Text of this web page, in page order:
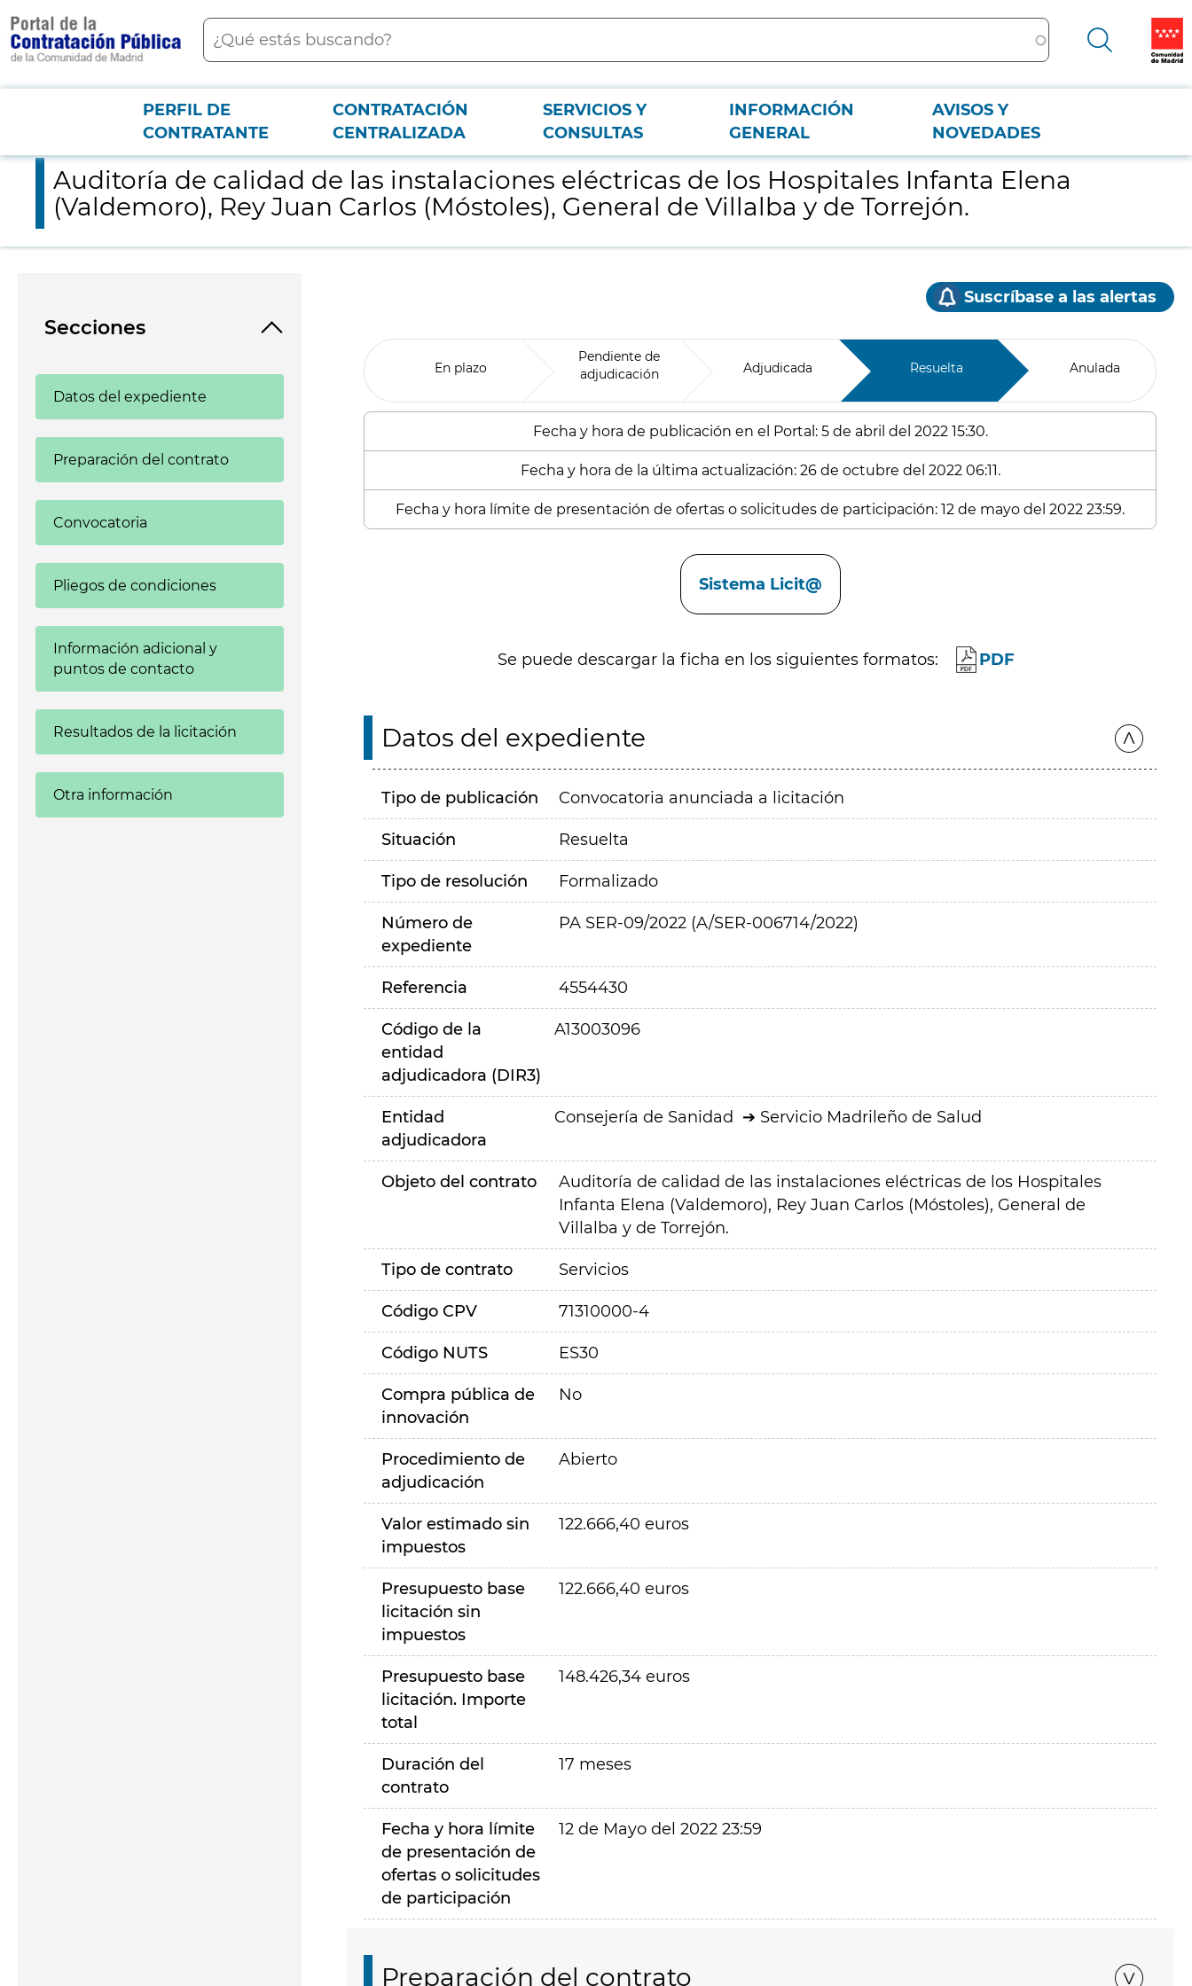
contenido
principal
Buscar
Menú PCON
PERFIL DE
CONTRATANTE
CONTRATACIÓN
CENTRALIZADA
SERVICIOS Y
CONSULTAS
INFORMACIÓN
GENERAL
AVISOS Y
NOVEDADES
Auditoría de calidad de las instalaciones eléctricas de los Hospitales Infanta Elena (Valdemoro), Rey Juan Carlos (Móstoles), General de Villalba y de Torrejón.
Auditoría de calidad de las instalaciones eléctricas de los Hospitales Infanta Elena
(Valdemoro), Rey Juan Carlos (Móstoles), General de Villalba y de Torrejón.
Secciones
Datos del expediente
Preparación del contrato
Convocatoria
Pliegos de condiciones
Información adicional y
puntos de contacto
Resultados de la licitación
Otra información
Suscríbase a las alertas
En plazo
Pendiente de
adjudicación
Adjudicada Resuelta Anulada
Fecha y hora de publicación en el Portal: 5 de abril del 2022 15:30.
Fecha y hora de la última actualización: 26 de octubre del 2022 06:11.
Fecha y hora límite de presentación de ofertas o solicitudes de participación: 12 de mayo del 2022 23:59.
Sistema Licit@
Se puede descargar la ficha en los siguientes formatos: PDF
Datos del expediente
Tipo de publicación Convocatoria anunciada a licitación
Situación Resuelta
Tipo de resolución Formalizado
Número de
expediente
PA SER-09/2022 (A/SER-006714/2022)
Referencia 4554430
Código de la
entidad
adjudicadora (DIR3)
A13003096
Entidad
adjudicadora
Consejería de Sanidad Servicio Madrileño de Salud
Objeto del contrato
Auditoría de calidad de las instalaciones eléctricas de los Hospitales
Infanta Elena (Valdemoro), Rey Juan Carlos (Móstoles), General de
Villalba y de Torrejón.
Tipo de contrato Servicios
Código CPV 71310000-4
Código NUTS ES30
Compra pública de
innovación
No
Procedimiento de
adjudicación
Abierto
Valor estimado sin
impuestos
122.666,40 euros
Presupuesto base
licitación sin
impuestos
122.666,40 euros
Presupuesto base
licitación. Importe
total
148.426,34 euros
Duración del
contrato
17 meses
Fecha y hora límite
de presentación de
ofertas o solicitudes
de participación
12 de Mayo del 2022 23:59
Preparación del contrato